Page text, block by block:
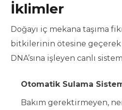
İklimler
Doğayı iç mekana taşıma
bitkilerinin ötesine
DNA’sına işleyen canlı
Otomatik Sulama
Bakım gerektirmeyen,